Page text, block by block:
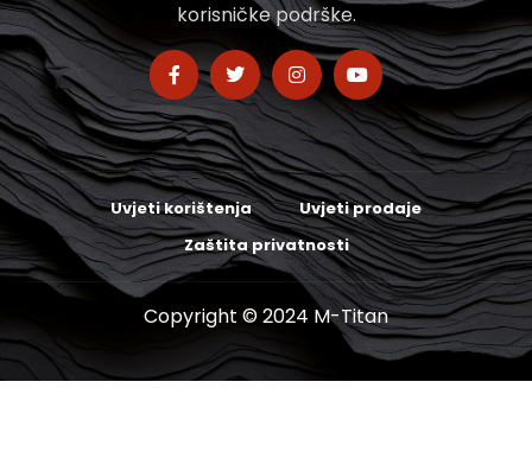
korisničke podrške.
Uvjeti korištenja
Uvjeti prodaje
Zaštita privatnosti
Copyright © 2024 M-Titan